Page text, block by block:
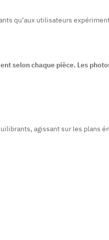
qu’aux utilisateurs
selon chaque pièce. Les
agissant sur les plans